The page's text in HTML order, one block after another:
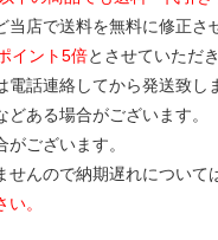
店で送料を無料に修正さ
イント5倍とさせていただき
話連絡してから発送致し
ある場合がございます。
ございます。
んので納期遅れについて
。